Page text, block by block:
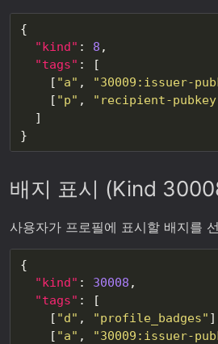
"kind" : 8
"tags"
    [
"a" ,
"30009:issuer-
    [
"p" , "recipient-
배지 표시 (Kind
사용자가 프로필에 표시할 배지를
"kind" : 30008
"tags"
    [
"d" , "profile_badges"
    [
"a" ,
"30009:issuer-